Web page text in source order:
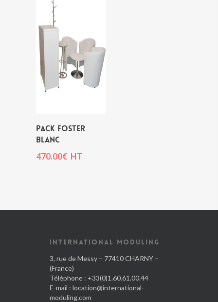
PACK FOSTER
BLANC
470.00€ HT
INTERNATIONAL MODULING
3, rue de Messy – 77410 CHARNY –
(France)
Téléphone : +33(0)1.60.61.00.44
E-mail : location@international-
moduling.com